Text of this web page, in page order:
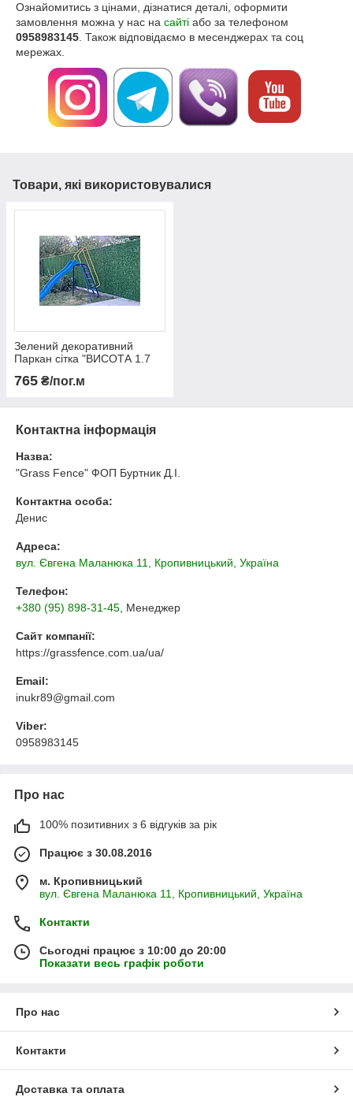
Ознайомитись з цінами, дізнатися деталі, оформити
замовлення можна у нас на сайті або за телефоном
0958983145 . Також відповідаємо в месенджерах та соц
мережах.
Товари, які використовувалися
Зелений декоративний
Паркан сітка "ВИСОТА 1.7
хвойна огорожа, хвойний
765 ₴/пог.м
Контактна інформація
Назва:
"Grass Fence" ФОП Буртник Д.І.
Контактна особа:
Денис
Адреса:
вул. Євгена Маланюка 11, Кропивницький, Україна
Телефон:
+380 (95) 898-31-45 , Менеджер
Сайт компанії:
https://grassfence.com.ua/ua/
Email:
inukr89@gmail.com
Viber:
0958983145
Про нас
100% позитивних з 6 відгуків за рік
Працює з 30.08.2016
м. Кропивницький
вул. Євгена Маланюка 11, Кропивницький, Україна
Контакти
Сьогодні працює з 10:00 до 20:00
Показати весь графік роботи
Про нас
Контакти
Доставка та оплата